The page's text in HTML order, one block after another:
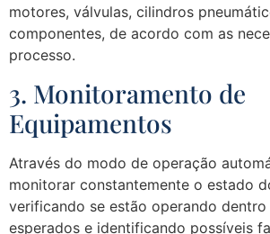
motores, válvulas, cilindros
componentes, de acordo com as
processo.
3. Monitoramento de
Equipamentos
Através do modo de operação
monitorar constantemente o estado
verificando se estão operando
esperados e identificando possíveis